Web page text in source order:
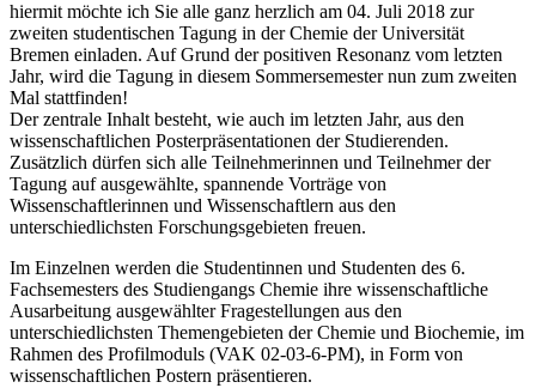
hiermit möchte ich Sie alle ganz herzlich am 04. Juli 2018 zur
zweiten studentischen Tagung in der Chemie der Universität
Bremen einladen. Auf Grund der positiven Resonanz vom letzten
Jahr, wird die Tagung in diesem Sommersemester nun zum zweiten
Mal stattfinden!
Der zentrale Inhalt besteht, wie auch im letzten Jahr, aus den
wissenschaftlichen Posterpräsentationen der Studierenden.
Zusätzlich dürfen sich alle Teilnehmerinnen und Teilnehmer der
Tagung auf ausgewählte, spannende Vorträge von
Wissenschaftlerinnen und Wissenschaftlern aus den
unterschiedlichsten Forschungsgebieten freuen.
Im Einzelnen werden die Studentinnen und Studenten des 6.
Fachsemesters des Studiengangs Chemie ihre wissenschaftliche
Ausarbeitung ausgewählter Fragestellungen aus den
unterschiedlichsten Themengebieten der Chemie und Biochemie, im
Rahmen des Profilmoduls (VAK 02-03-6-PM), in Form von
wissenschaftlichen Postern präsentieren.